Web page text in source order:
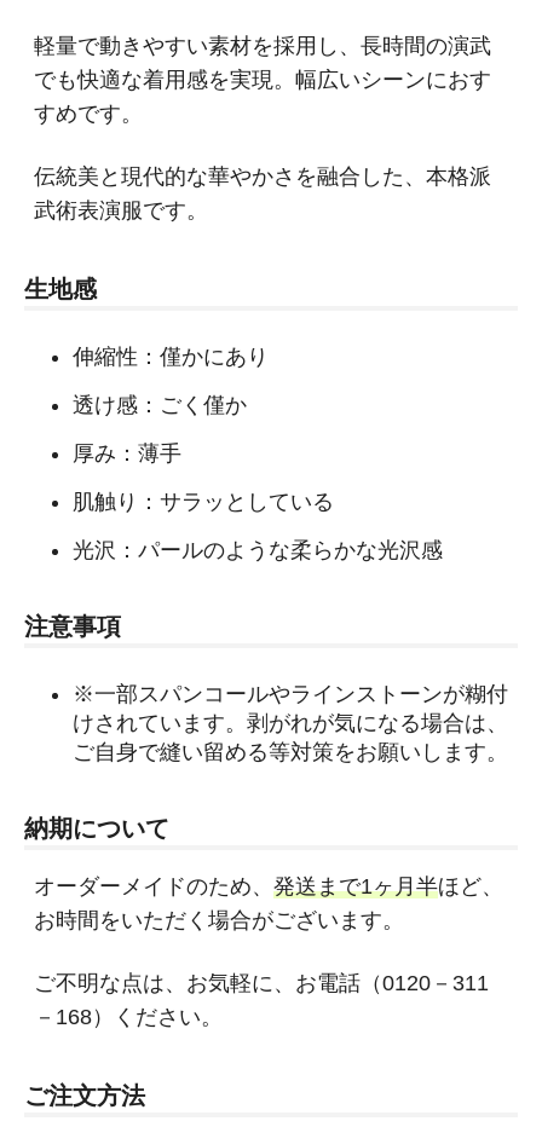
軽量で動きやすい素材を採用し、長時間の演武
でも快適な着用感を実現。幅広いシーンにおす
すめです。
伝統美と現代的な華やかさを融合した、本格派
武術表演服です。
生地感
伸縮性：僅かにあり
透け感：ごく僅か
厚み：薄手
肌触り：サラッとしている
光沢：パールのような柔らかな光沢感
注意事項
※一部スパンコールやラインストーンが糊付
けされています。剥がれが気になる場合は、
ご自身で縫い留める等対策をお願いします。
納期について
オーダーメイドのため、 発送まで1ヶ月半ほど、
お時間をいただく場合がございます。
ご不明な点は、お気軽に、お電話（0120－311
－168）ください。
ご注文方法